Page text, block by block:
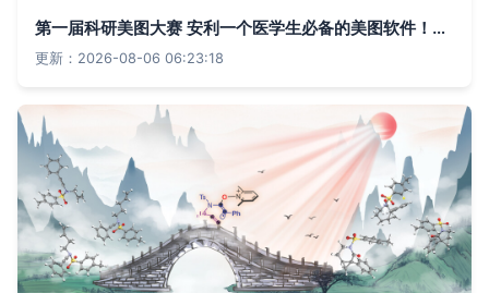
第一届科研美图大赛 安利一个医学生必备的美图软件！打造高颜值科研成果
更新：2026-08-06 06:23:18